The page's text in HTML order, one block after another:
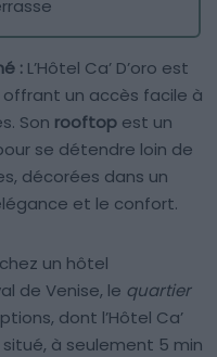
: L’Hôtel Ca’ D’oro est
un accès facile à
Son rooftop est un
se détendre loin de
décorées dans un
et le confort.
un hôtel
de Venise, le quartier
dont l’Hôtel Ca’
à seulement 5 min